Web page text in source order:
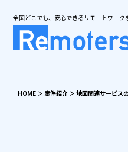
全国どこでも、安心できるリモートワーク
HOME ＞ 案件紹介 ＞ 地図関連サービス